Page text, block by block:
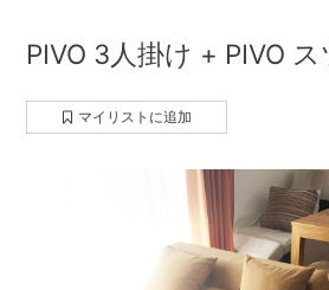
PIVO 3人掛け + PIVO
マイリストに追加